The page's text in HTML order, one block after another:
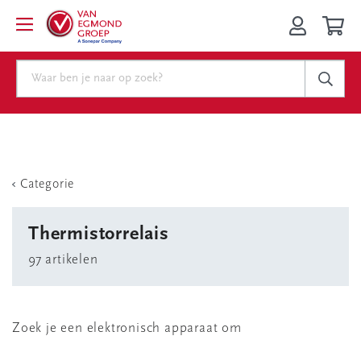
Categorie
Thermistorrelais
97 artikelen
Zoek je een elektronisch apparaat om